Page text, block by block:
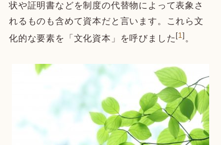
状や証明書などを制度の代替物によって表象さ
れるものも含めて資本だと言います。これら文
化的な要素を「文化資本」を呼びました [1] 。